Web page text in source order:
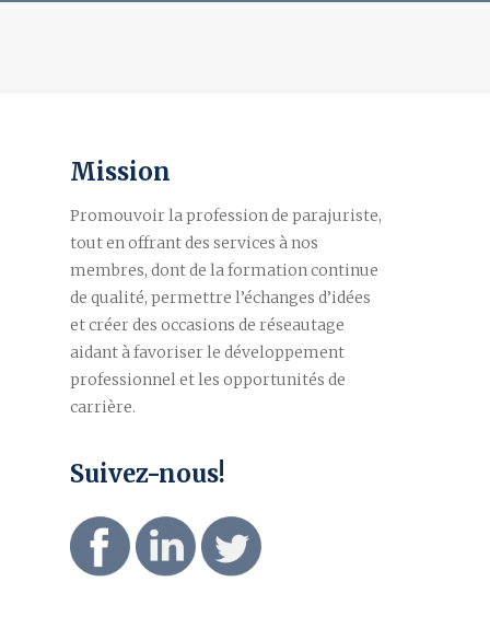
Mission
Promouvoir la profession de parajuriste,
tout en offrant des services à nos
membres, dont de la formation continue
de qualité, permettre l’échanges d’idées
et créer des occasions de réseautage
aidant à favoriser le développement
professionnel et les opportunités de
carrière.
Suivez-nous!